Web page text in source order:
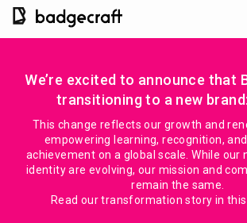
We’re excited to announce that
transitioning to a new
This change reflects our growth and
empowering learning, recognition,
achievement on a global scale. While our
identity are evolving, our mission and
remain the same.
Read our transformation story in this